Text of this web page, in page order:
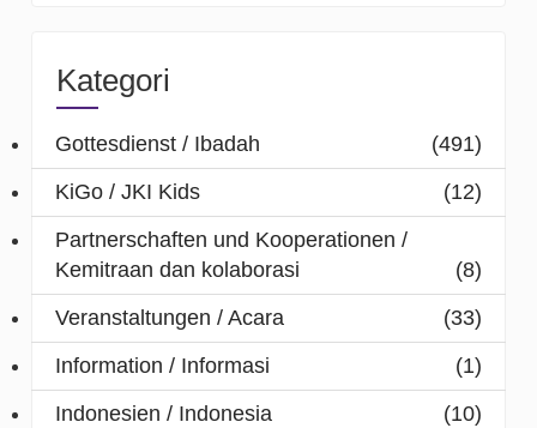
Kategori
Gottesdienst / Ibadah
(491)
KiGo / JKI Kids
(12)
Partnerschaften und Kooperationen /
Kemitraan dan kolaborasi
(8)
Veranstaltungen / Acara
(33)
Information / Informasi
(1)
Indonesien / Indonesia
(10)